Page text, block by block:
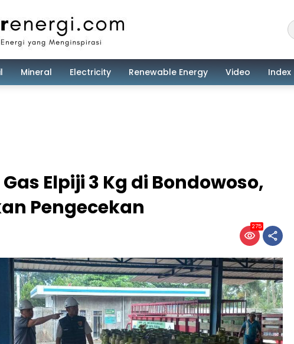
Mineral Electricity Renewable Energy Video Index
Elpiji 3 Kg di Bondowoso,
Pengecekan
275